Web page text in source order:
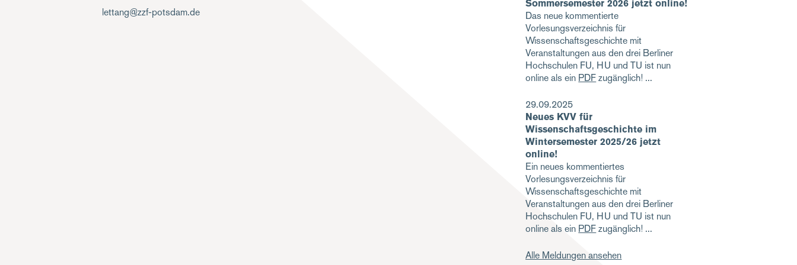
lettang@zzf-potsdam.de
Sommersemester 2026 jetzt online!
Das neue kommentierte
Vorlesungsverzeichnis für
Wissenschaftsgeschichte mit
Veranstaltungen aus den drei Berliner
Hochschulen FU, HU und TU ist nun
online als ein PDFzugänglich!
29.09.2025
Neues KVV für
Wissenschaftsgeschichte im
Wintersemester 2025/26 jetzt
online!
Ein neues kommentiertes
Vorlesungsverzeichnis für
Wissenschaftsgeschichte mit
Veranstaltungen aus den drei Berliner
Hochschulen FU, HU und TU ist nun
online als ein PDFzugänglich!
Alle Meldungen ansehen